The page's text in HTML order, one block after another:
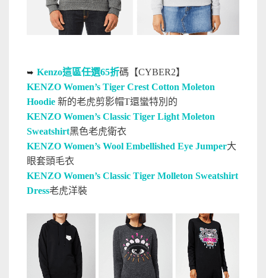
➥ Kenzo這區任選65折碼【CYBER2】
KENZO Women’s Tiger Crest Cotton Moleton
Hoodie 新的老虎剪影帽T還蠻特別的
KENZO Women’s Classic Tiger Light Moleton
Sweatshirt黑色老虎衛衣
KENZO Women’s Wool Embellished Eye Jumper大
眼套頭毛衣
KENZO Women’s Classic Tiger Molleton Sweatshirt
Dress老虎洋裝